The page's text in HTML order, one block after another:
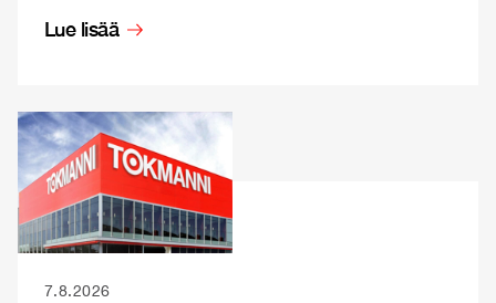
Lue lisää
7.8.2026